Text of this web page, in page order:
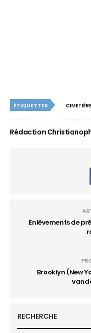
ÉTIQUETTES
Rédaction
Enlèvements de
Brooklyn (New
RECHERCHE